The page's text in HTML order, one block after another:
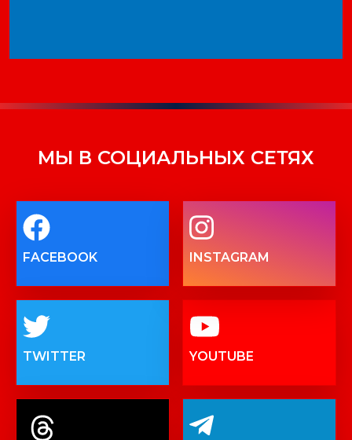
МЫ В СОЦИАЛЬНЫХ СЕТЯХ
FACEBOOK INSTAGRAM
TWITTER YOUTUBE